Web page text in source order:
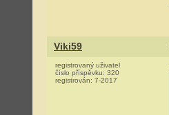
Viki59
registrovaný uživatel
číslo příspěvku: 320
registrován: 7-2017